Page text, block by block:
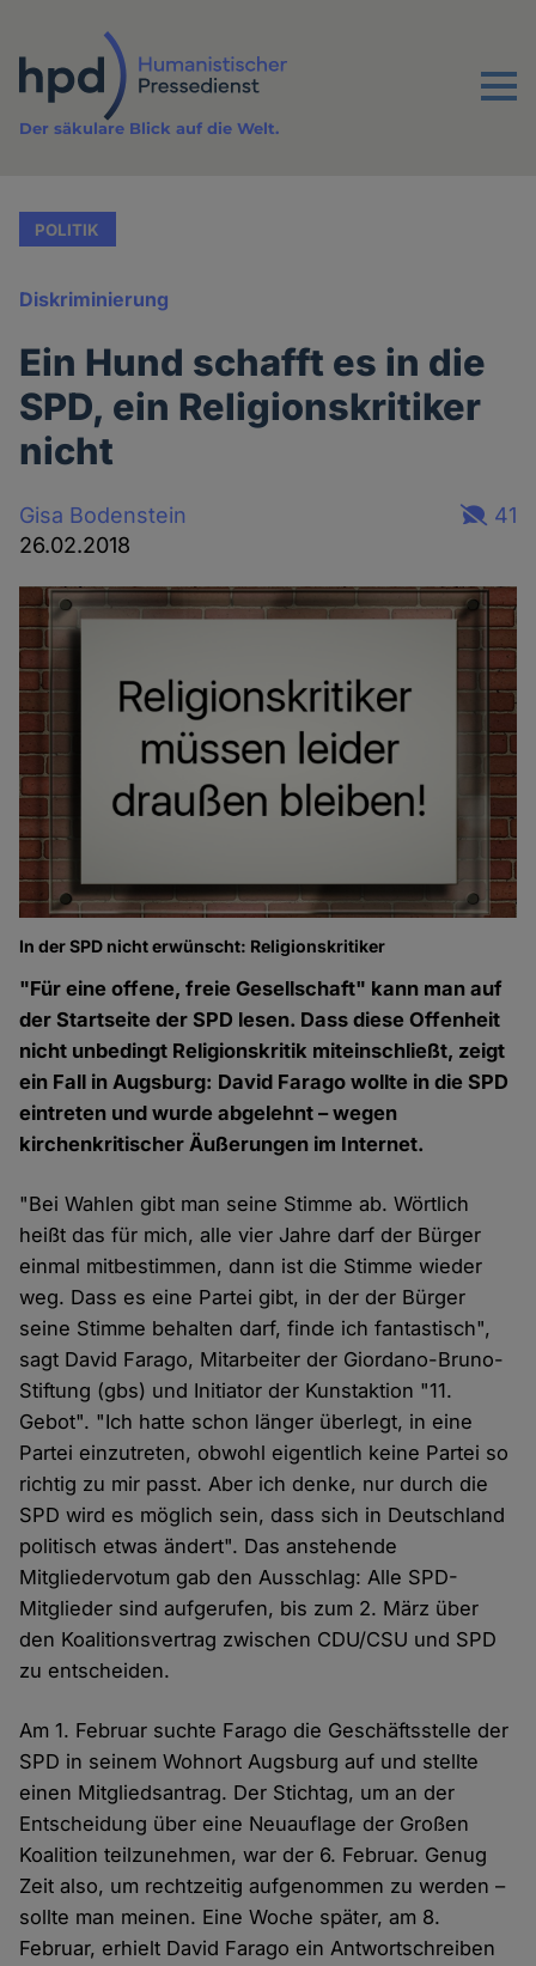
Inhalt
Menu
Der säkulare Blick auf die Welt.
POLITIK
Diskriminierung
Ein Hund schafft es in die
SPD, ein Religionskritiker
nicht
Gisa Bodenstein
26.02.2018
41
In der SPD nicht erwünscht: Religionskritiker
"Für eine offene, freie Gesellschaft" kann man auf
der Startseite der SPD lesen. Dass diese Offenheit
nicht unbedingt Religionskritik miteinschließt, zeigt
ein Fall in Augsburg: David Farago wollte in die SPD
eintreten und wurde abgelehnt – wegen
kirchenkritischer Äußerungen im Internet.
"Bei Wahlen gibt man seine Stimme ab. Wörtlich
heißt das für mich, alle vier Jahre darf der Bürger
einmal mitbestimmen, dann ist die Stimme wieder
weg. Dass es eine Partei gibt, in der der Bürger
seine Stimme behalten darf, finde ich fantastisch",
sagt David Farago, Mitarbeiter der Giordano-Bruno-
Stiftung (gbs) und Initiator der Kunstaktion "11.
Gebot". "Ich hatte schon länger überlegt, in eine
Partei einzutreten, obwohl eigentlich keine Partei so
richtig zu mir passt. Aber ich denke, nur durch die
SPD wird es möglich sein, dass sich in Deutschland
politisch etwas ändert". Das anstehende
Mitgliedervotum gab den Ausschlag: Alle SPD-
Mitglieder sind aufgerufen, bis zum 2. März über
den Koalitionsvertrag zwischen CDU/CSU und SPD
zu entscheiden.
Am 1. Februar suchte Farago die Geschäftsstelle der
SPD in seinem Wohnort Augsburg auf und stellte
einen Mitgliedsantrag. Der Stichtag, um an der
Entscheidung über eine Neuauflage der Großen
Koalition teilzunehmen, war der 6. Februar. Genug
Zeit also, um rechtzeitig aufgenommen zu werden –
sollte man meinen. Eine Woche später, am 8.
Februar, erhielt David Farago ein Antwortschreiben